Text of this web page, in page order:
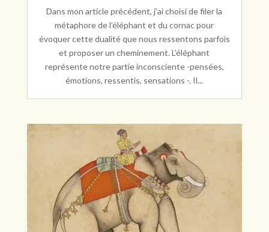
Dans mon article précédent, j’ai choisi de filer la
métaphore de l’éléphant et du cornac pour
évoquer cette dualité que nous ressentons parfois
et proposer un cheminement. L’éléphant
représente notre partie inconsciente -pensées,
émotions, ressentis, sensations -. Il...